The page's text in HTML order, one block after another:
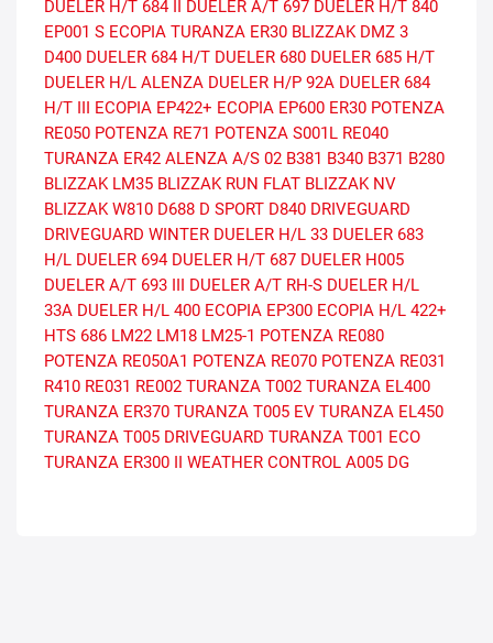
DUELER H/T 684 II DUELER A/T 697 DUELER H/T 840
EP001 S ECOPIA TURANZA ER30 BLIZZAK DMZ 3
D400 DUELER 684 H/T DUELER 680 DUELER 685 H/T
DUELER H/L ALENZA DUELER H/P 92A DUELER 684
H/T III
ECOPIA EP422+ ECOPIA EP600 ER30 POTENZA
RE050 POTENZA RE71 POTENZA S001L RE040
TURANZA ER42 ALENZA A/S 02 B381 B340 B371 B280
BLIZZAK LM35 BLIZZAK RUN FLAT BLIZZAK NV
BLIZZAK W810 D688 D SPORT D840 DRIVEGUARD
DRIVEGUARD WINTER DUELER H/L 33 DUELER 683
H/L DUELER 694 DUELER H/T 687 DUELER H005
DUELER A/T 693 III
DUELER A/T RH-S DUELER H/L
33A DUELER H/L 400 ECOPIA EP300 ECOPIA H/L 422+
HTS 686 LM22 LM18 LM25-1 POTENZA RE080
POTENZA RE050A1 POTENZA RE070 POTENZA RE031
R410 RE031 RE002 TURANZA T002 TURANZA EL400
TURANZA ER370 TURANZA T005 EV TURANZA EL450
TURANZA T005 DRIVEGUARD TURANZA T001 ECO
TURANZA ER300 II
WEATHER CONTROL A005 DG